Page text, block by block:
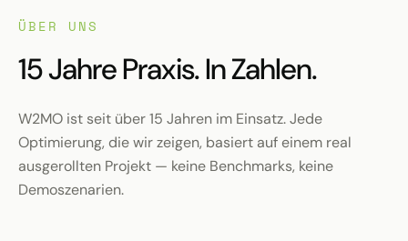
ÜBER UNS
15 Jahre Praxis. In Zahlen.
W2MO ist seit über 15 Jahren im Einsatz. Jede
Optimierung, die wir zeigen, basiert auf einem real
ausgerollten Projekt — keine Benchmarks, keine
Demoszenarien.